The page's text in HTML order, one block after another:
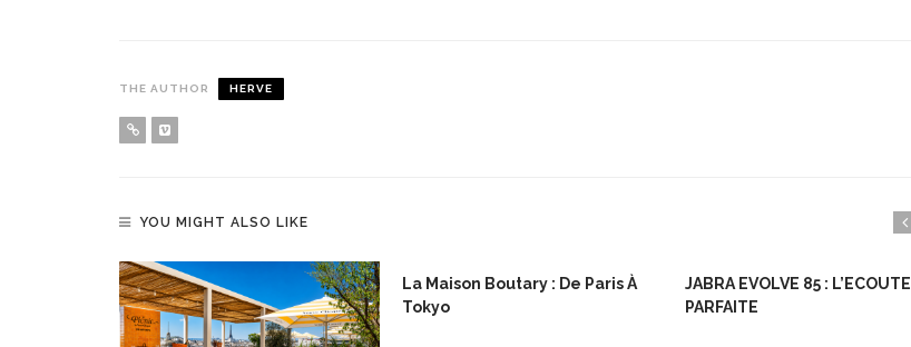
THE AUTHOR HERVE
YOU MIGHT ALSO LIKE
La Maison Boutary : De Paris À
Tokyo
JABRA EVOLVE 85 : L’ECOUTE
PARFAITE